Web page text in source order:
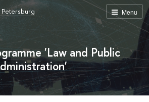
Menu
Petersburg
'Law and Public